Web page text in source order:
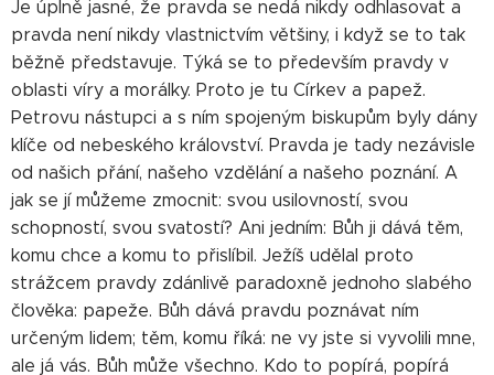
Je úplně jasné, že pravda se nedá nikdy odhlasovat a
pravda není nikdy vlastnictvím většiny, i když se to tak
běžně představuje. Týká se to především pravdy v
oblasti víry a morálky. Proto je tu Církev a papež.
Petrovu nástupci a s ním spojeným biskupům byly dány
klíče od nebeského království. Pravda je tady nezávisle
od našich přání, našeho vzdělání a našeho poznání. A
jak se jí můžeme zmocnit: svou usilovností, svou
schopností, svou svatostí? Ani jedním: Bůh ji dává těm,
komu chce a komu to přislíbil. Ježíš udělal proto
strážcem pravdy zdánlivě paradoxně jednoho slabého
člověka: papeže. Bůh dává pravdu poznávat ním
určeným lidem; těm, komu říká: ne vy jste si vyvolili mne,
ale já vás. Bůh může všechno. Kdo to popírá, popírá